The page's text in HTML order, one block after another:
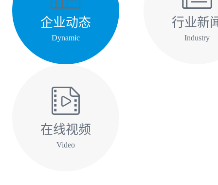
企业动态
Dynamic
行业新
Industry
在线视频
Video